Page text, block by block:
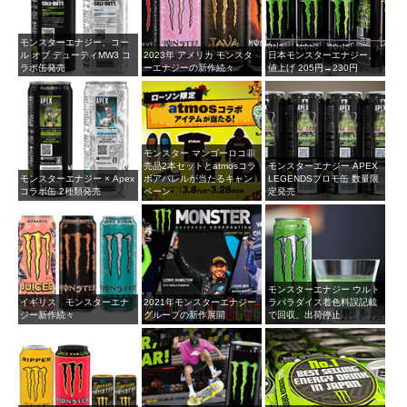
モンスターエナジー、コー
ル オブ デューティMW3 コ
ラボ缶発売
2023年 アメリカ モンスタ
ーエナジーの新作続々
日本モンスターエナジー、
値上げ 205円→230円
モンスターエナジー × Apex
コラボ缶 2種類発売
モンスター マンゴーロコ非
売品2本セットとatmosコラ
ボアパレルが当たるキャン
ペーン
モンスターエナジー APEX
LEGENDSプロモ缶 数量限
定発売
イギリス モンスターエナ
ジー新作続々
2021年モンスターエナジー
グループの新作展開
モンスターエナジー ウルト
ラパラダイス着色料誤記載
で回収、出荷停止